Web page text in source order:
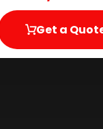
Get a